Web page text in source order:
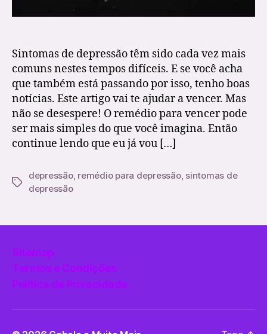
Sintomas de depressão têm sido cada vez mais
comuns nestes tempos difíceis. E se você acha
que também está passando por isso, tenho boas
notícias. Este artigo vai te ajudar a vencer. Mas
não se desespere! O remédio para vencer pode
ser mais simples do que você imagina. Então
continue lendo que eu já vou […]
Etiquetas
depressão, remédio para depressão, sintomas de
depressão
Sitemap
Termos e Condições
Política de Privacidade